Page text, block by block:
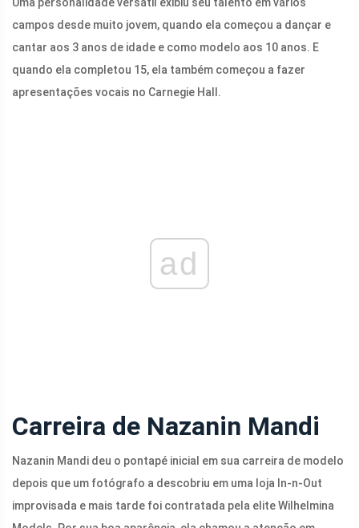
campos desde muito jovem, quando ela começou a dançar e
cantar aos 3 anos de idade e como modelo aos 10 anos. E
quando ela completou 15, ela também começou a fazer
apresentações vocais no Carnegie Hall.
ad
Carreira de Nazanin Mandi
Nazanin Mandi deu o pontapé inicial em sua carreira de modelo
depois que um fotógrafo a descobriu em uma loja In-n-Out
improvisada e mais tarde foi contratada pela elite Wilhelmina